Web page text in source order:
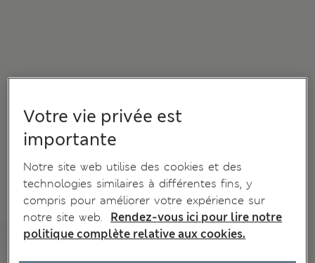
Votre vie privée est
importante
Notre site web utilise des cookies et des
technologies similaires à différentes fins, y
compris pour améliorer votre expérience sur
notre site web.
Rendez-vous ici pour lire notre
politique complète relative aux cookies.